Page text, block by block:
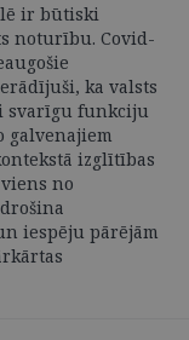
ir būtiski
noturību. Covid-
ka valsts
svarīgu funkciju
izglītības
no
iespēju pārējām